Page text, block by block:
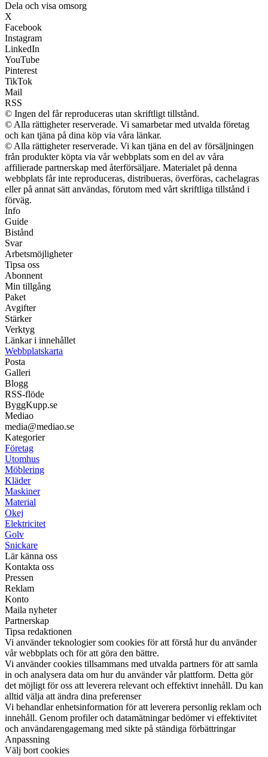
Dela och visa omsorg
X
Facebook
Instagram
LinkedIn
YouTube
Pinterest
TikTok
Mail
RSS
© Ingen del får reproduceras utan skriftligt tillstånd.
© Alla rättigheter reserverade. Vi samarbetar med utvalda företag
och kan tjäna på dina köp via våra länkar.
© Alla rättigheter reserverade. Vi kan tjäna en del av försäljningen
från produkter köpta via vår webbplats som en del av våra
affilierade partnerskap med återförsäljare. Materialet på denna
webbplats får inte reproduceras, distribueras, överföras, cachelagras
eller på annat sätt användas, förutom med vårt skriftliga tillstånd i
förväg.
Info
Guide
Bistånd
Svar
Arbetsmöjligheter
Tipsa oss
Abonnent
Min tillgång
Paket
Avgifter
Stärker
Verktyg
Länkar i innehållet
Webbplatskarta
Posta
Galleri
Blogg
RSS-flöde
ByggKupp.se
Mediao
media@mediao.se
Kategorier
Företag
Utomhus
Möblering
Kläder
Maskiner
Material
Okej
Elektricitet
Golv
Snickare
Lär känna oss
Kontakta oss
Pressen
Reklam
Konto
Maila nyheter
Partnerskap
Tipsa redaktionen
Vi använder teknologier som cookies för att förstå hur du använder
vår webbplats och för att göra den bättre.
Vi använder cookies tillsammans med utvalda partners för att samla
in och analysera data om hur du använder vår plattform. Detta gör
det möjligt för oss att leverera relevant och effektivt innehåll. Du kan
alltid välja att ändra dina preferenser
Vi behandlar enhetsinformation för att leverera personlig reklam och
innehåll. Genom profiler och datamätningar bedömer vi effektivitet
och användarengagemang med sikte på ständiga förbättringar
Anpassning
Välj bort cookies